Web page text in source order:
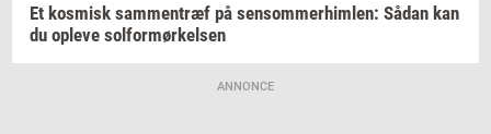
Et kos­misk sam­men­træf på sen­som­mer­him­len: Sådan kan
du op­le­ve sol­for­mør­kel­sen
ANNONCE